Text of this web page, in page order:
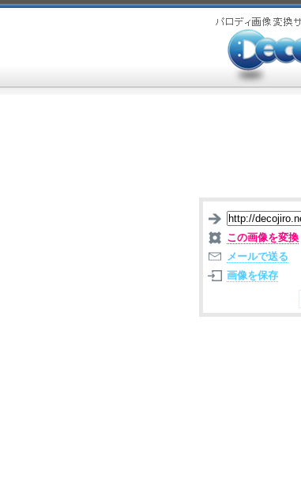
この画像を変換
メールで送る
画像を保存